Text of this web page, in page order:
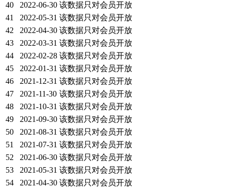
40
2022-06-30 该数据只对会员开放
41
2022-05-31 该数据只对会员开放
42
2022-04-30 该数据只对会员开放
43
2022-03-31 该数据只对会员开放
44
2022-02-28 该数据只对会员开放
45
2022-01-31 该数据只对会员开放
46
2021-12-31 该数据只对会员开放
47
2021-11-30 该数据只对会员开放
48
2021-10-31 该数据只对会员开放
49
2021-09-30 该数据只对会员开放
50
2021-08-31 该数据只对会员开放
51
2021-07-31 该数据只对会员开放
52
2021-06-30 该数据只对会员开放
53
2021-05-31 该数据只对会员开放
54
2021-04-30 该数据只对会员开放